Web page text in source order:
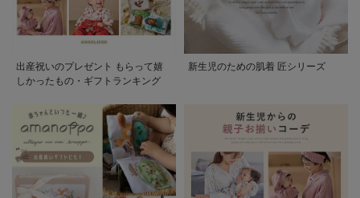
出産祝いのプレゼント もらって嬉
しかったもの・ギフトランキング
新生児のための肌着 匠シリーズ